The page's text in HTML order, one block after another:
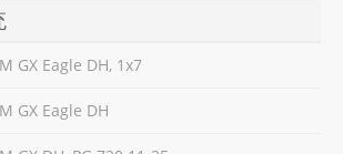
GX Eagle DH, 1x7
GX Eagle DH